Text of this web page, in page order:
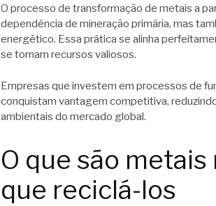
O processo de transformação de metais a
dependência de mineração primária, mas
energético. Essa prática se alinha
se tornam recursos valiosos.
Empresas que investem em processos de
conquistam vantagem competitiva,
ambientais do mercado global.
O que são
que reciclá-los